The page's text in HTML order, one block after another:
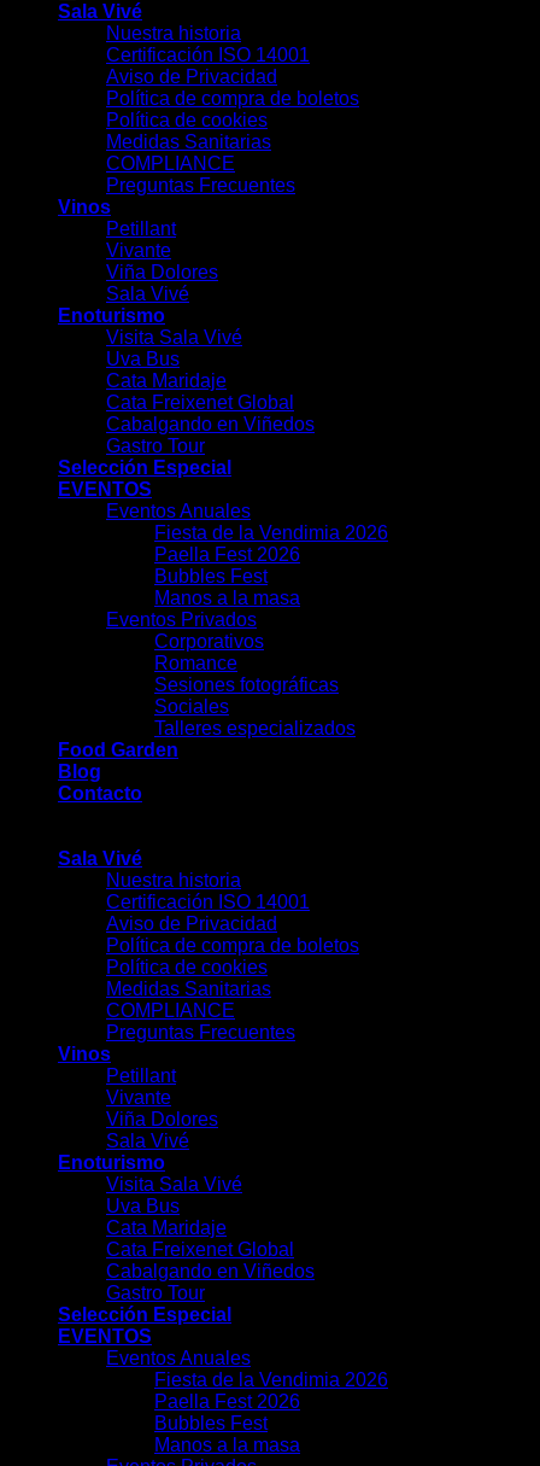
Sala Vivé
Nuestra historia
Certificación ISO 14001
Aviso de Privacidad
Política de compra de boletos
Política de cookies
Medidas Sanitarias
COMPLIANCE
Preguntas Frecuentes
Vinos
Petillant
Vivante
Viña Dolores
Sala Vivé
Enoturismo
Visita Sala Vivé
Uva Bus
Cata Maridaje
Cata Freixenet Global
Cabalgando en Viñedos
Gastro Tour
Selección Especial
EVENTOS
Eventos Anuales
Fiesta de la Vendimia 2026
Paella Fest 2026
Bubbles Fest
Manos a la masa
Eventos Privados
Corporativos
Romance
Sesiones fotográficas
Sociales
Talleres especializados
Food Garden
Blog
Contacto
Sala Vivé
Nuestra historia
Certificación ISO 14001
Aviso de Privacidad
Política de compra de boletos
Política de cookies
Medidas Sanitarias
COMPLIANCE
Preguntas Frecuentes
Vinos
Petillant
Vivante
Viña Dolores
Sala Vivé
Enoturismo
Visita Sala Vivé
Uva Bus
Cata Maridaje
Cata Freixenet Global
Cabalgando en Viñedos
Gastro Tour
Selección Especial
EVENTOS
Eventos Anuales
Fiesta de la Vendimia 2026
Paella Fest 2026
Bubbles Fest
Manos a la masa